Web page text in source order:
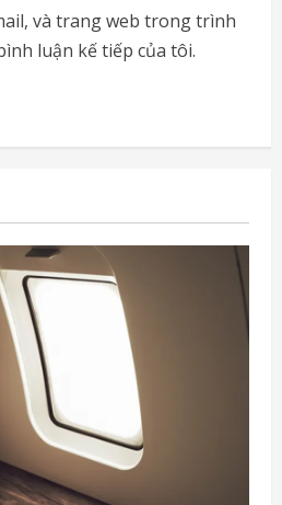
và trang web trong trình
luận kế tiếp của tôi.